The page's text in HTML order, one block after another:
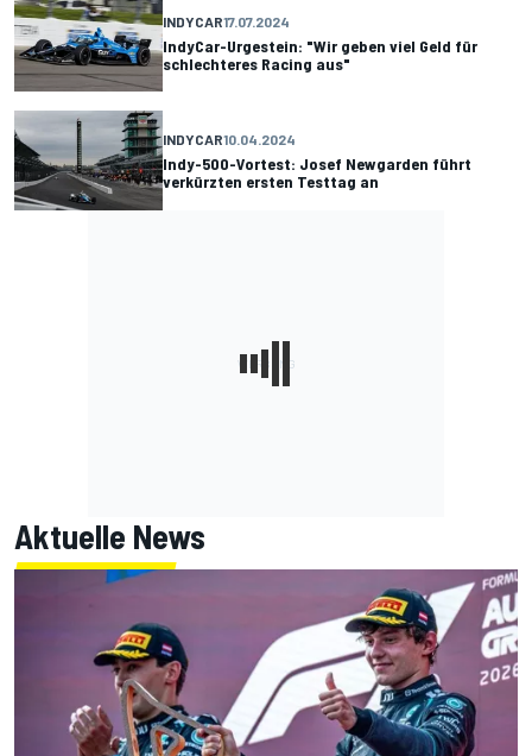
INDYCAR17.07.2024
IndyCar-Urgestein: "Wir geben viel Geld für
schlechteres Racing aus"
INDYCAR10.04.2024
Indy-500-Vortest: Josef Newgarden führt
verkürzten ersten Testtag an
Aktuelle News